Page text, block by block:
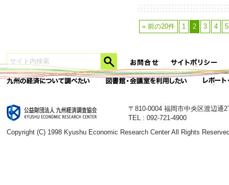
« 前の20件 1 2 3 4 5
〒810-0004 福岡市中央区渡辺通
TEL : 092-721-4900
Copyright (C) 1998 Kyushu Economic Research Center All Rights